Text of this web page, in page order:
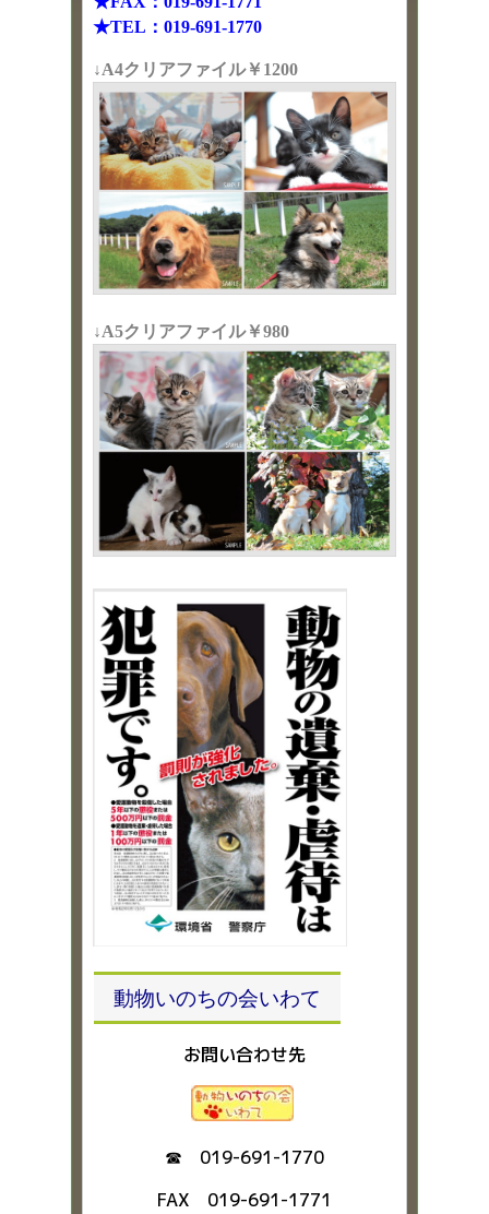
★TEL：019-691-1770
↓A4クリアファイル￥1200
↓A5クリアファイル￥980
動物いのちの会いわて
お問い合わせ先
☎ 019-691-1770
FAX 019-691-1771